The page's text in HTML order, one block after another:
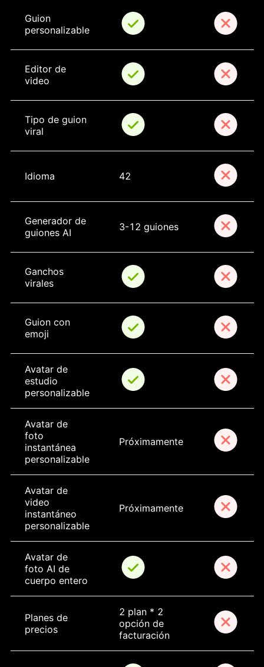
Guion
personalizable
Editor de
video
Tipo de guion
viral
Idioma 42
Generador de
guiones AI
3-12 guiones
Ganchos
virales
Guion con
emoji
Avatar de
estudio
personalizable
Avatar de
foto
instantánea
personalizable
Próximamente
Avatar de
video
instantáneo
personalizable
Próximamente
Avatar de
foto AI de
cuerpo entero
Planes de
precios
2 plan * 2
opción de
facturación